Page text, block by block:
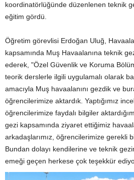
koordinatörlüğünde düzenlenen teknik
eğitim gördü.
Öğretim görevlisi Erdoğan Uluğ,
kapsamında Muş Havaalanına teknik
ederek, "Özel Güvenlik ve Koruma
teorik derslerle ilgili uygulamalı olarak
amacıyla Muş havaalanını gezdik ve
öğrencilerimize aktardık. Yaptığımız
öğrencilerimize faydalı bilgiler
gezi kapsamında ziyaret ettiğimiz
arkadaşlarımız, öğrencilerimize gerekli
Bundan dolayı kendilerine ve teknik
emeği geçen herkese çok teşekkür